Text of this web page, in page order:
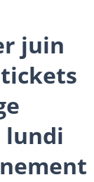
juin
lundi